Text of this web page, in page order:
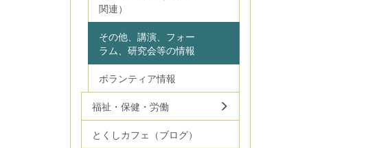
関連）
その他、講演、フォー
ラム、研究会等の情報
ボランティア情報
福祉・保健・労働
とくしカフェ（ブログ）